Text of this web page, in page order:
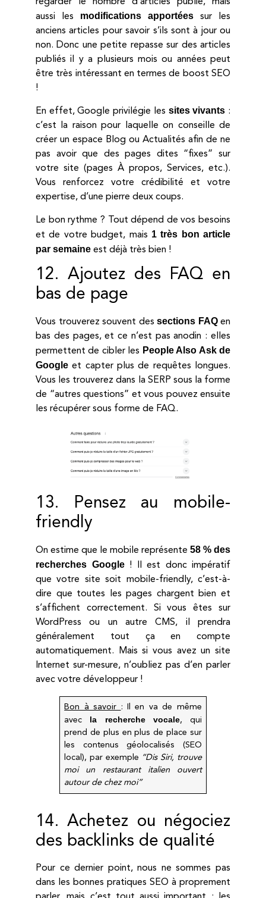
aussi les modifications apportées sur les
anciens articles pour savoir s’ils sont à jour ou
non. Donc une petite repasse sur des articles
publiés il y a plusieurs mois ou années peut
être très intéressant en termes de boost SEO
!
En effet, Google privilégie les sites vivants :
c’est la raison pour laquelle on conseille de
créer un espace Blog ou Actualités afin de ne
pas avoir que des pages dites “fixes” sur
votre site (pages À propos, Services, etc.).
Vous renforcez votre crédibilité et votre
expertise, d’une pierre deux coups.
Le bon rythme ? Tout dépend de vos besoins
et de votre budget, mais 1 très bon article
par semaine est déjà très bien !
12. Ajoutez des FAQ en
bas de page
Vous trouverez souvent des sections FAQen
bas des pages, et ce n’est pas anodin : elles
permettent de cibler les People Also Ask de
Googleet capter plus de requêtes longues.
Vous les trouverez dans la SERP sous la forme
de “autres questions” et vous pouvez ensuite
les récupérer sous forme de FAQ.
13. Pensez au mobile-
friendly
On estime que le mobile représente 58 % des
recherches Google ! Il est donc impératif
que votre site soit mobile-friendly, c’est-à-
dire que toutes les pages chargent bien et
s’affichent correctement. Si vous êtes sur
WordPress ou un autre CMS, il prendra
généralement tout ça en compte
automatiquement. Mais si vous avez un site
Internet sur-mesure, n’oubliez pas d’en parler
avec votre développeur !
Bon à savoir : Il en va de même
avec la recherche vocale, qui
prend de plus en plus de place sur
les contenus géolocalisés (SEO
local), par exemple “Dis Siri, trouve
moi un restaurant italien ouvert
autour de chez moi”
14. Achetez ou négociez
des backlinks de qualité
Pour ce dernier point, nous ne sommes pas
dans les bonnes pratiques SEO à proprement